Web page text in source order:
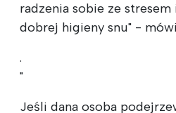
radzenia sobie ze
dobrej higieny snu" -
.
"
Jeśli dana osoba